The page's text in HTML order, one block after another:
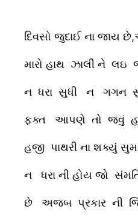
દિવસો જુદાઈ ના જાય
મારો હાથ ઝાલી ને
ન ધરા સુધી ન ગગન
ફક્ત આપણે તો જવું
હજી પાથરી ના શક્યું
ન ધરા ની હોય જો
છે અજબ પ્રકાર ની